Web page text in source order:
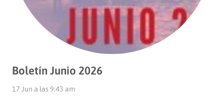
Boletín Junio 2026
17 Jun a las 9:43 am